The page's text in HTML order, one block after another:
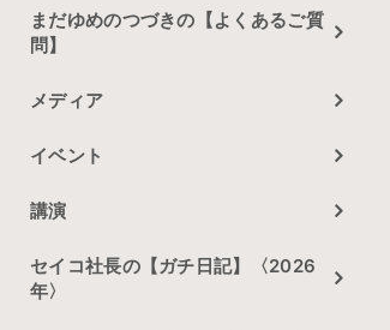
まだゆめのつづきの【よくあるご質
問】
メディア
イベント
講演
セイコ社長の【ガチ日記】〈2026
年〉